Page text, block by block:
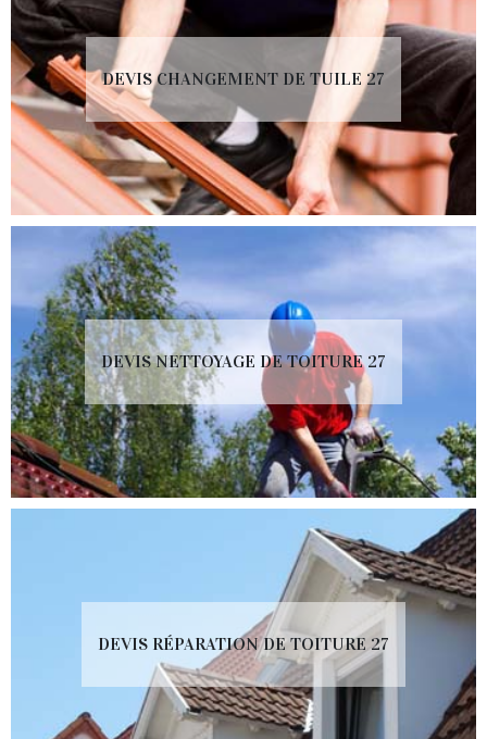
DEVIS CHANGEMENT DE TUILE 27
DEVIS NETTOYAGE DE TOITURE 27
DEVIS RÉPARATION DE TOITURE 27